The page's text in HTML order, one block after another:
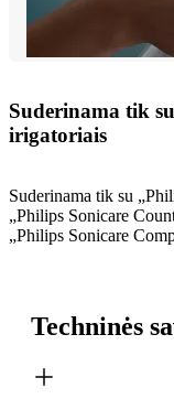
Suderinama tik
irigatoriais
Suderinama tik su
„Philips Sonicare
„Philips Sonicare
Techninės